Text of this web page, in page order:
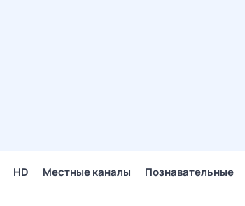
HD Местные каналы Познавательные